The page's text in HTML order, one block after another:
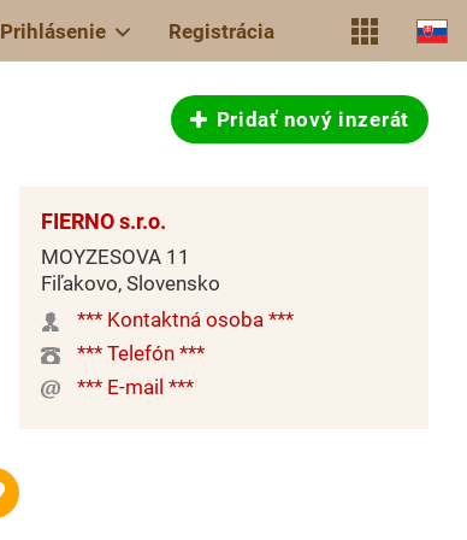
Prihlásenie Registrácia
Pridať nový inzerát
FIERNO s.r.o.
MOYZESOVA 11
Fiľakovo, Slovensko
*** Kontaktná osoba ***
*** Telefón ***
*** E-mail ***